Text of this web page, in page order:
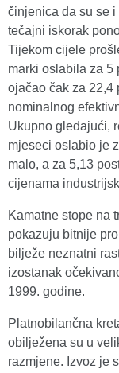
činjenica da su se
tečajni iskorak
Tijekom cijele
marki oslabila za 5
ojačao čak za 22,4
nominalnog
Ukupno gledajući,
mjeseci oslabio je
malo, a za 5,13
cijenama
Kamatne stope na
pokazuju bitnije
bilježe neznatni
izostanak
1999. godine.
Platnobilančna
obilježena su u
razmjene. Izvoz je